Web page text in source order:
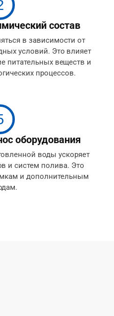
состав
в зависимости от
условий. Это влияет
питательных веществ и
процессов.
оборудования
воды ускоряет
и систем полива. Это
и дополнительным